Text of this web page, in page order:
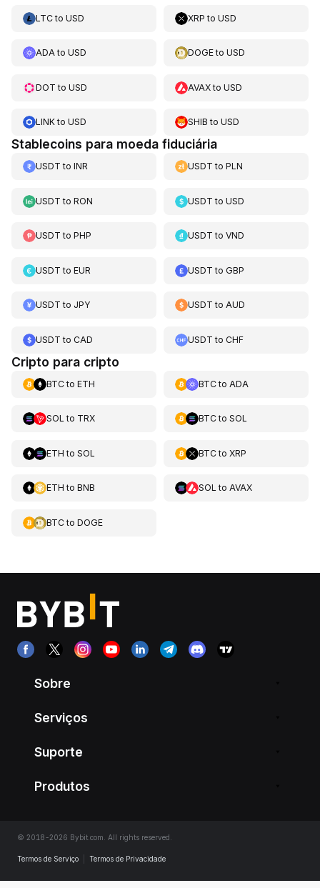
LTCto USD XRP toUSD
ADAto USD DOGEtoUSD
DOT to USD AVAXtoUSD
LINKto USD SHIB toUSD
Stablecoins para moeda fiduciária
USDT to INR USDT toPLN
USDT to RON USDT toUSD
USDT to PHP USDT toVND
USDT to EUR USDT toGBP
USDT to JPY USDT toAUD
USDT to CAD USDT toCHF
Cripto para cripto
BTCto ETH BTCto ADA
SOL to TRX BTCto SOL
ETH to SOL BTCto XRP
ETH to BNB SOL to AVAX
BTCto DOGE
Sobre
Serviços
Suporte
Produtos
© 2018-2026 Bybit.com. All rights reserved.
Termos de Serviço Termos de Privacidade